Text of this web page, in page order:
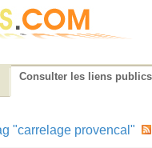
Consulter les liens publics
"carrelage provencal"